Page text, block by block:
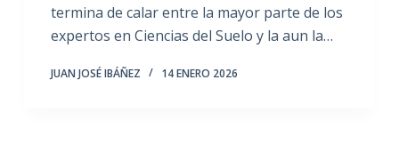
termina de calar entre la mayor parte de los
expertos en Ciencias del Suelo y la aun la…
JUAN JOSÉ IBÁÑEZ 14 ENERO 2026